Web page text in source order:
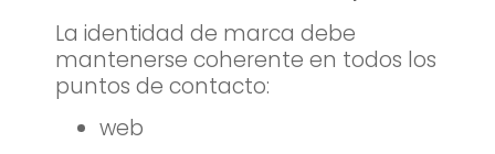
La identidad de marca debe
mantenerse coherente en todos los
puntos de contacto:
web